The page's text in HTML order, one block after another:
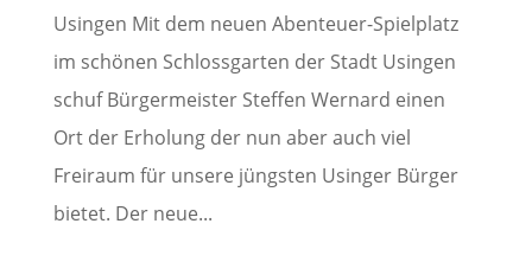
Usingen Mit dem neuen Abenteuer-Spielplatz
im schönen Schlossgarten der Stadt Usingen
schuf Bürgermeister Steffen Wernard einen
Ort der Erholung der nun aber auch viel
Freiraum für unsere jüngsten Usinger Bürger
bietet. Der neue...